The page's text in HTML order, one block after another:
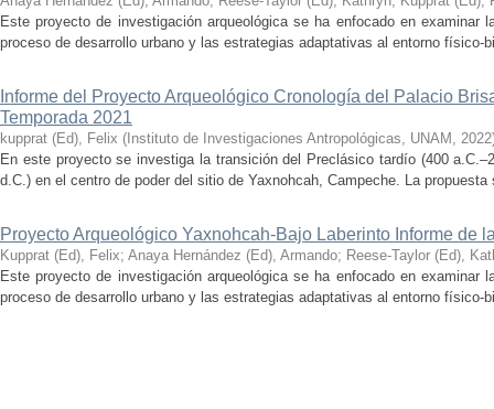
Este proyecto de investigación arqueológica se ha enfocado en examinar
proceso de desarrollo urbano y las estrategias adaptativas al entorno físico-
Informe del Proyecto Arqueológico Cronología del Palacio
Temporada 2021
kupprat (Ed), Felix ( Instituto de Investigaciones Antropológicas, UNAM , 2022
En este proyecto se investiga la transición del Preclásico tardío (400
d.C.) en el centro de poder del sitio de Yaxnohcah, Campeche. La
Proyecto Arqueológico Yaxnohcah-Bajo Laberinto Informe de
Kupprat (Ed), Felix; Anaya Hernández (Ed), Armando; Reese-Taylor (Ed),
Este proyecto de investigación arqueológica se ha enfocado en examinar
proceso de desarrollo urbano y las estrategias adaptativas al entorno físico-